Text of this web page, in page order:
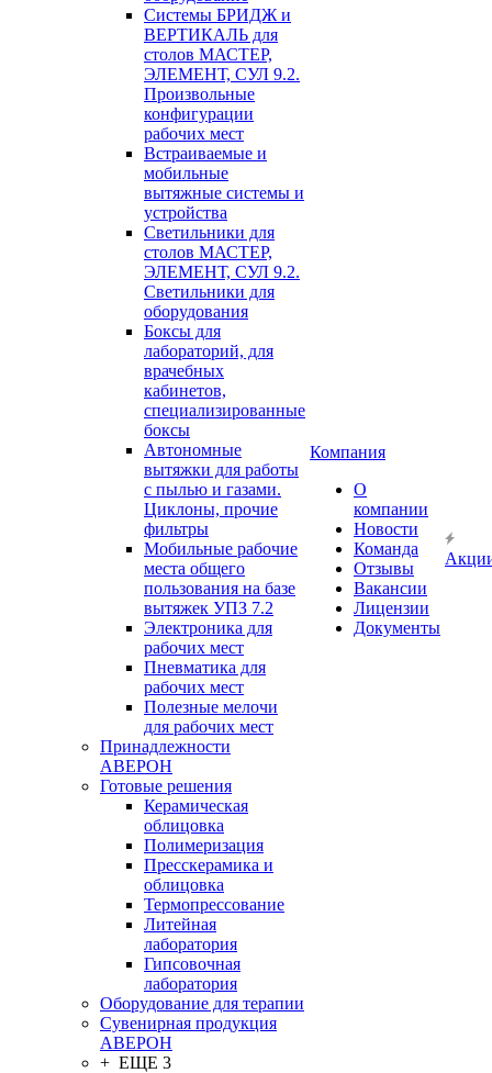
Системы БРИДЖ и
ВЕРТИКАЛЬ для
столов МАСТЕР,
ЭЛЕМЕНТ, СУЛ 9.2.
Произвольные
конфигурации
рабочих мест
Встраиваемые и
мобильные
вытяжные системы и
устройства
Светильники для
столов МАСТЕР,
ЭЛЕМЕНТ, СУЛ 9.2.
Светильники для
оборудования
Боксы для
лабораторий, для
врачебных
кабинетов,
специализированные
боксы
Автономные
вытяжки для работы
с пылью и газами.
Циклоны, прочие
фильтры
Мобильные рабочие
места общего
пользования на базе
вытяжек УПЗ 7.2
Электроника для
рабочих мест
Пневматика для
рабочих мест
Полезные мелочи
для рабочих мест
Принадлежности
АВЕРОН
Готовые решения
Керамическая
облицовка
Полимеризация
Пресскерамика и
облицовка
Термопрессование
Литейная
лаборатория
Гипсовочная
лаборатория
Оборудование для терапии
Сувенирная продукция
АВЕРОН
+ ЕЩЕ 3
Компания
О
компании
Новости
Команда
Отзывы
Вакансии
Лицензии
Документы